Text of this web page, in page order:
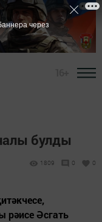
булды
1809 0 0
рәисе Әсгать
через